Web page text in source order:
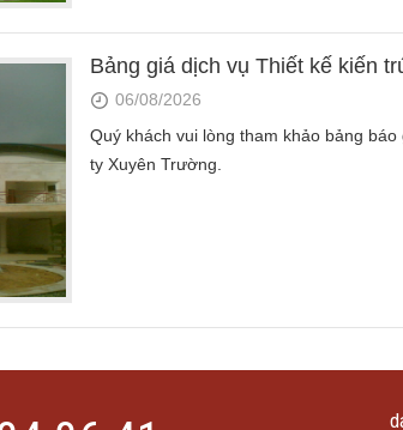
Bảng giá dịch vụ Thiết kế kiến
06/08/2026
Quý khách vui lòng tham khảo bảng
ty Xuyên Trường.